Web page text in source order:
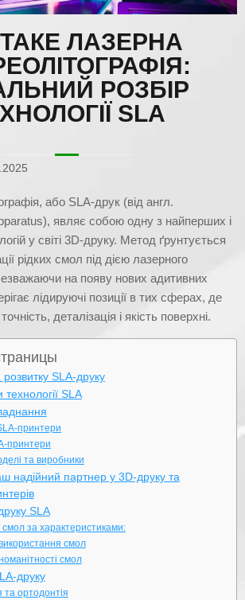
ЛАЗЕРНА
РОЗБІР
SLA
або SLA-друк (від англ.
являє собою одну з найперших і
у світі 3D-друку. Метод ґрунтується
рідких смол під дією лазерного
на появу нових адитивних
лідируючі позиції в тих сферах, де
деталізація і якість поверхні.
розвитку SLA-друку
SLA
принтери
принтери
та виробники
надійний партнер у 3D-друку та
SLA
за характеристиками:
смол
смол
друку
та ортодонтія